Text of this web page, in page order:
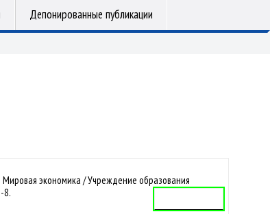
Депонированные публикации
экономика / Учреждение образования
8.